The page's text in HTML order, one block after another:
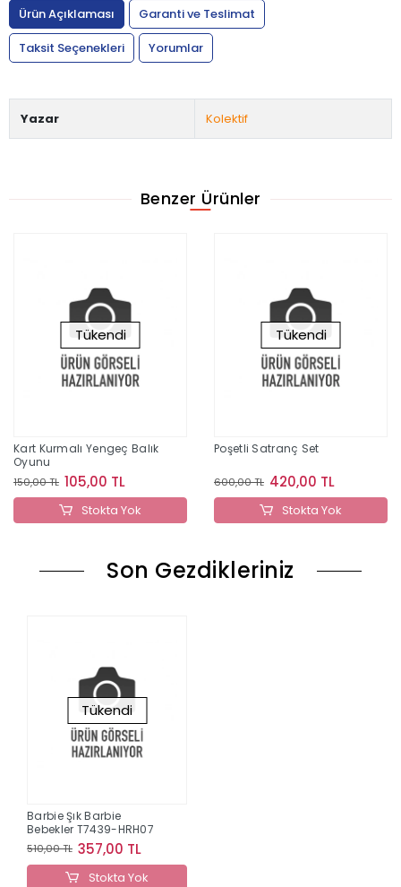
Ürün Açıklaması
Garanti ve Teslimat
Taksit Seçenekleri
Yorumlar
Yazar Kolektif
Benzer Ürünler
Tükendi
Kart Kurmalı Yengeç Balık
Oyunu
150,00 TL 105,00 TL
Stokta Yok
Tükendi
Poşetli Satranç Set
600,00 TL 420,00 TL
Stokta Yok
Son Gezdikleriniz
Tükendi
Barbie Şık Barbie
Bebekler T7439-HRH07
510,00 TL 357,00 TL
Stokta Yok